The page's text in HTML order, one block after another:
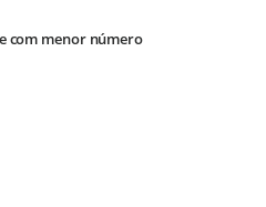
com menor número